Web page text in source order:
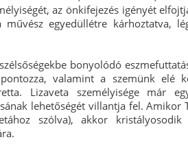
az önkifejezés igényét
egyedüllétre kárhoztatva,
bonyolódó
valamint a szemünk elé
Lizaveta személyisége már
lehetőségét villantja fel. Amikor
szólva), akkor